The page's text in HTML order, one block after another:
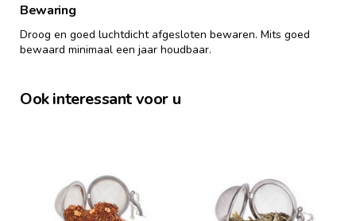
Bewaring
Droog en goed luchtdicht afgesloten bewaren. Mits goed
bewaard minimaal een jaar houdbaar.
Ook interessant voor u